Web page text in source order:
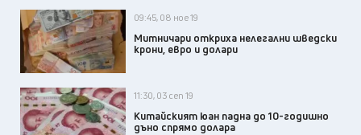
09:45, 08 ное 19
Митничари откриха нелегални шведски
крони, евро и долари
11:30, 03 сеп 19
Китайският юан падна до 10-годишно
дъно спрямо долара